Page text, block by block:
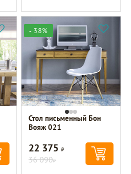
- 38%
Стол письменный Бон
Вояж 021
22 375Р
36 090Р